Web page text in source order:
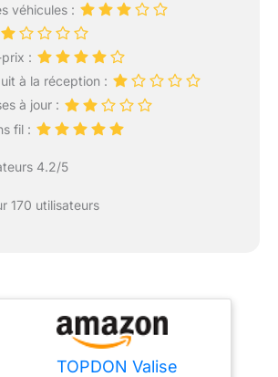
véhicules :
:
à la réception :
à jour :
fil :
4.2/5
170 utilisateurs
TOPDON Valise